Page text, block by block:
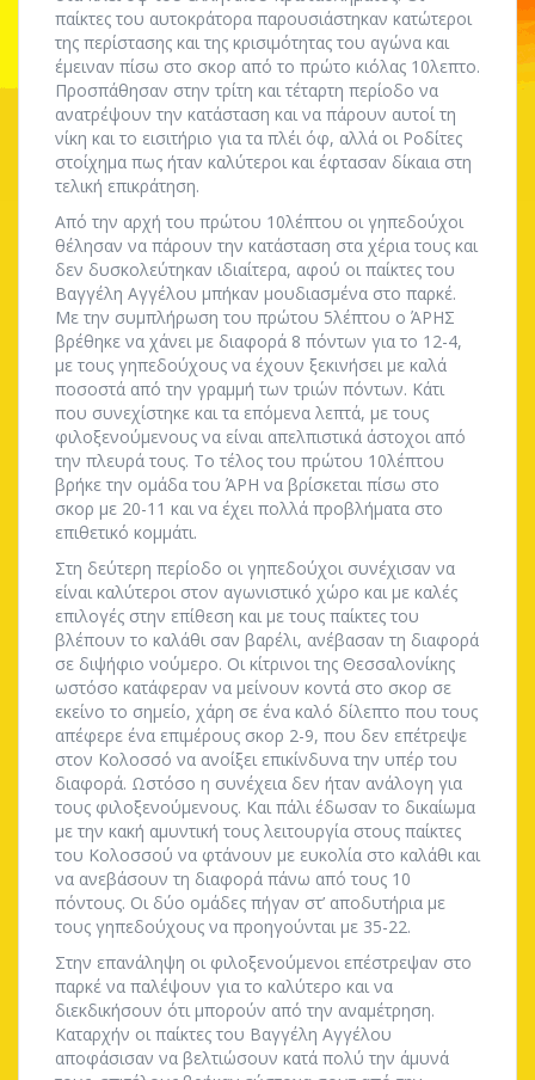
παίκτες του αυτοκράτορα παρουσιάστηκαν κατώτεροι
της περίστασης και της κρισιμότητας του αγώνα και
έμειναν πίσω στο σκορ από το πρώτο κιόλας 10λεπτο.
Προσπάθησαν στην τρίτη και τέταρτη περίοδο να
ανατρέψουν την κατάσταση και να πάρουν αυτοί τη
νίκη και το εισιτήριο για τα πλέι όφ, αλλά οι Ροδίτες
στοίχημα πως ήταν καλύτεροι και έφτασαν δίκαια στη
τελική επικράτηση.
Από την αρχή του πρώτου 10λέπτου οι γηπεδούχοι
θέλησαν να πάρουν την κατάσταση στα χέρια τους και
δεν δυσκολεύτηκαν ιδιαίτερα, αφού οι παίκτες του
Βαγγέλη Αγγέλου μπήκαν μουδιασμένα στο παρκέ.
Με την συμπλήρωση του πρώτου 5λέπτου ο ΆΡΗΣ
βρέθηκε να χάνει με διαφορά 8 πόντων για το 12-4,
με τους γηπεδούχους να έχουν ξεκινήσει με καλά
ποσοστά από την γραμμή των τριών πόντων. Κάτι
που συνεχίστηκε και τα επόμενα λεπτά, με τους
φιλοξενούμενους να είναι απελπιστικά άστοχοι από
την πλευρά τους. Το τέλος του πρώτου 10λέπτου
βρήκε την ομάδα του ΆΡΗ να βρίσκεται πίσω στο
σκορ με 20-11 και να έχει πολλά προβλήματα στο
επιθετικό κομμάτι.
Στη δεύτερη περίοδο οι γηπεδούχοι συνέχισαν να
είναι καλύτεροι στον αγωνιστικό χώρο και με καλές
επιλογές στην επίθεση και με τους παίκτες του
βλέπουν το καλάθι σαν βαρέλι, ανέβασαν τη διαφορά
σε διψήφιο νούμερο. Οι κίτρινοι της Θεσσαλονίκης
ωστόσο κατάφεραν να μείνουν κοντά στο σκορ σε
εκείνο το σημείο, χάρη σε ένα καλό δίλεπτο που τους
απέφερε ένα επιμέρους σκορ 2-9, που δεν επέτρεψε
στον Κολοσσό να ανοίξει επικίνδυνα την υπέρ του
διαφορά. Ωστόσο η συνέχεια δεν ήταν ανάλογη για
τους φιλοξενούμενους. Και πάλι έδωσαν το δικαίωμα
με την κακή αμυντική τους λειτουργία στους παίκτες
του Κολοσσού να φτάνουν με ευκολία στο καλάθι και
να ανεβάσουν τη διαφορά πάνω από τους 10
πόντους. Οι δύο ομάδες πήγαν στ’ αποδυτήρια με
τους γηπεδούχους να προηγούνται με 35-22.
Στην επανάληψη οι φιλοξενούμενοι επέστρεψαν στο
παρκέ να παλέψουν για το καλύτερο και να
διεκδικήσουν ότι μπορούν από την αναμέτρηση.
Καταρχήν οι παίκτες του Βαγγέλη Αγγέλου
αποφάσισαν να βελτιώσουν κατά πολύ την άμυνά